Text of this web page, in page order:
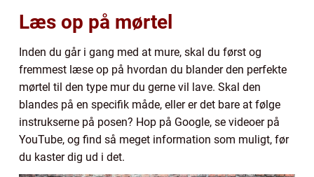
Læs op på mørtel
Inden du går i gang med at mure, skal du først og
fremmest læse op på hvordan du blander den perfekte
mørtel til den type mur du gerne vil lave. Skal den
blandes på en specifik måde, eller er det bare at følge
instrukserne på posen? Hop på Google, se videoer på
YouTube, og find så meget information som muligt, før
du kaster dig ud i det.